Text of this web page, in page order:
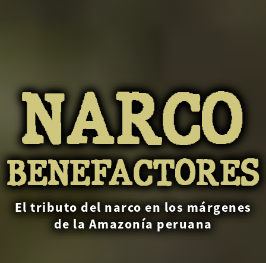
NARCO
BENEFACTORES
El tributo del narco en los márgenes
de la Amazonía peruana